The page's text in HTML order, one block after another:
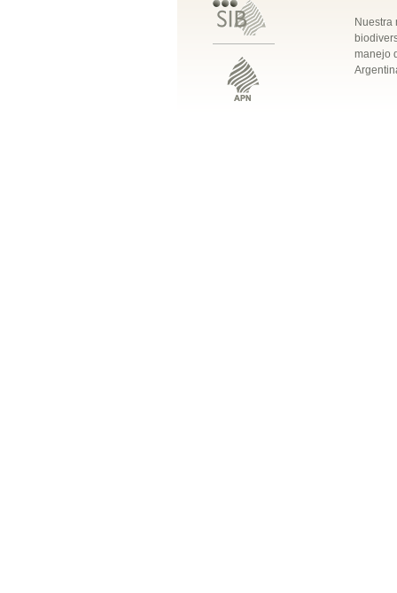
Nuestra
manejo